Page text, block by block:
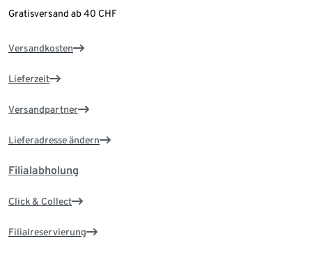
Gratisversand ab 40 CHF
Versandkosten
Lieferzeit
Versandpartner
Lieferadresse ändern
Filialabholung
Click & Collect
Filialreservierung